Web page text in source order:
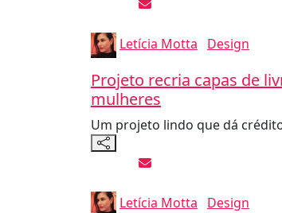
Letícia Motta Design
Projeto recria capas de
mulheres
Um projeto lindo que dá
Letícia Motta Design